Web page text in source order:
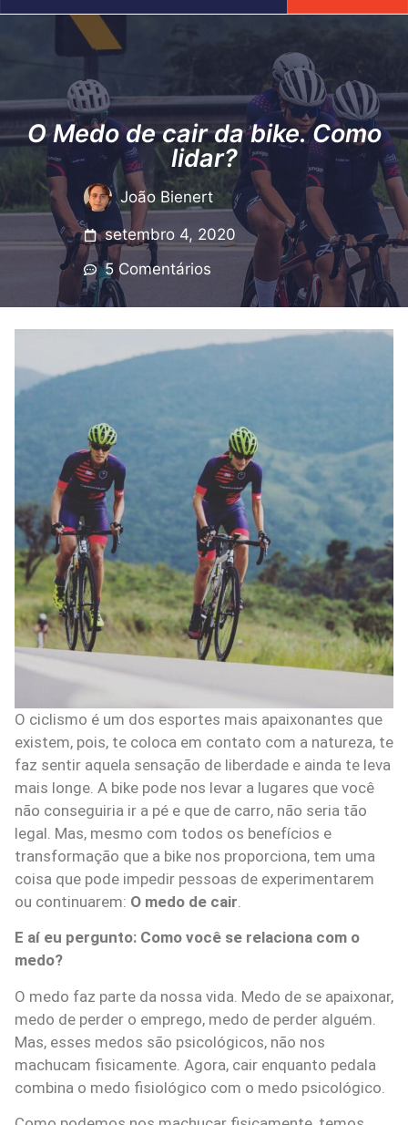
O Medo de cair da bike. Como
lidar?
João Bienert
setembro 4, 2020
5 Comentários
O ciclismo é um dos esportes mais apaixonantes que
existem, pois, te coloca em contato com a natureza, te
faz sentir aquela sensação de liberdade e ainda te leva
mais longe. A bike pode nos levar a lugares que você
não conseguiria ir a pé e que de carro, não seria tão
legal. Mas, mesmo com todos os benefícios e
transformação que a bike nos proporciona, tem uma
coisa que pode impedir pessoas de experimentarem
ou continuarem: O medo de cair.
E aí eu pergunto: Como você se relaciona com o
medo?
O medo faz parte da nossa vida. Medo de se apaixonar,
medo de perder o emprego, medo de perder alguém.
Mas, esses medos são psicológicos, não nos
machucam fisicamente. Agora, cair enquanto pedala
combina o medo fisiológico com o medo psicológico.